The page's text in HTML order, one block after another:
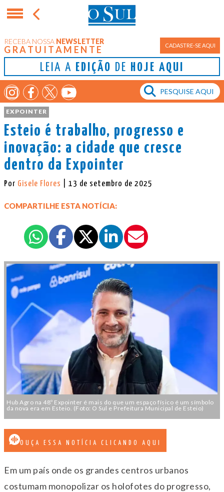
RECEBA NOSSA NEWSLETTER
GRATUITAMENTE CADASTRE-SE AQUI
LEIA A EDIÇÃO DE HOJE AQUI
EXPOINTER
Esteio é trabalho, progresso e
inovação: a cidade que cresce
dentro da Expointer
Por Gisele Flores | 13 de setembro de 2025
COMPARTILHE ESTA NOTÍCIA:
Hub Agro na 48º Expointer é mais do que um espaço físico é um símbolo
da nova era em Esteio. (Foto: O Sul e Prefeitura Municipal de Esteio)
OUÇA ESSA NOTÍCIA CLICANDO AQUI
Em um país onde os grandes centros urbanos
costumam monopolizar os holofotes do progresso,